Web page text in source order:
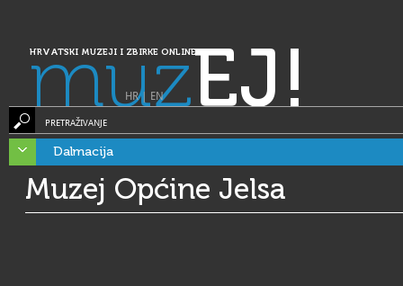
HRVATSKI MUZEJI I ZBIRKE ONLINE
muzEJ!
HR| EN
PRETRAŽIVANJE
Dalmacija
Muzej Općine Jelsa